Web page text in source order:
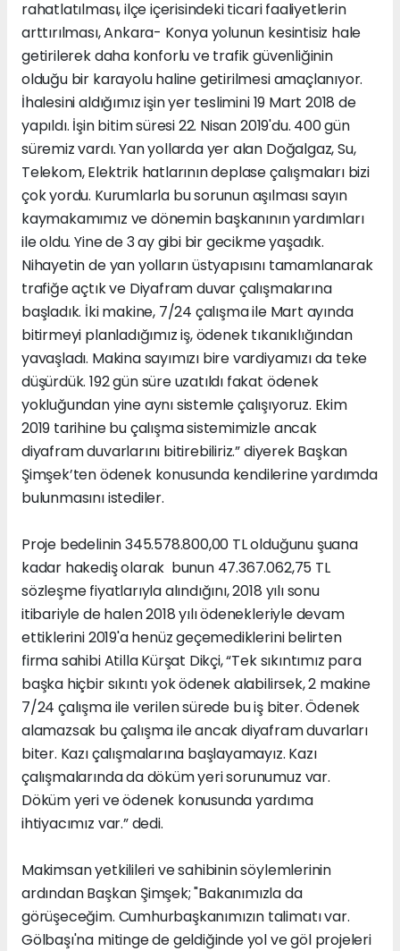
rahatlatılması, ilçe içerisindeki ticari faaliyetlerin
arttırılması, Ankara- Konya yolunun kesintisiz hale
getirilerek daha konforlu ve trafik güvenliğinin
olduğu bir karayolu haline getirilmesi amaçlanıyor.
İhalesini aldığımız işin yer teslimini 19 Mart 2018 de
yapıldı. İşin bitim süresi 22. Nisan 2019'du. 400 gün
süremiz vardı. Yan yollarda yer alan Doğalgaz, Su,
Telekom, Elektrik hatlarının deplase çalışmaları bizi
çok yordu. Kurumlarla bu sorunun aşılması sayın
kaymakamımız ve dönemin başkanının yardımları
ile oldu. Yine de 3 ay gibi bir gecikme yaşadık.
Nihayetin de yan yolların üstyapısını tamamlanarak
trafiğe açtık ve Diyafram duvar çalışmalarına
başladık. İki makine, 7/24 çalışma ile Mart ayında
bitirmeyi planladığımız iş, ödenek tıkanıklığından
yavaşladı. Makina sayımızı bire vardiyamızı da teke
düşürdük. 192 gün süre uzatıldı fakat ödenek
yokluğundan yine aynı sistemle çalışıyoruz. Ekim
2019 tarihine bu çalışma sistemimizle ancak
diyafram duvarlarını bitirebiliriz.” diyerek Başkan
Şimşek’ten ödenek konusunda kendilerine yardımda
bulunmasını istediler.
Proje bedelinin 345.578.800,00 TL olduğunu şuana
kadar hakediş olarak bunun 47.367.062,75 TL
sözleşme fiyatlarıyla alındığını, 2018 yılı sonu
itibariyle de halen 2018 yılı ödenekleriyle devam
ettiklerini 2019'a henüz geçemediklerini belirten
firma sahibi Atilla Kürşat Dikçi, “Tek sıkıntımız para
başka hiçbir sıkıntı yok ödenek alabilirsek, 2 makine
7/24 çalışma ile verilen sürede bu iş biter. Ödenek
alamazsak bu çalışma ile ancak diyafram duvarları
biter. Kazı çalışmalarına başlayamayız. Kazı
çalışmalarında da döküm yeri sorunumuz var.
Döküm yeri ve ödenek konusunda yardıma
ihtiyacımız var.” dedi.
Makimsan yetkilileri ve sahibinin söylemlerinin
ardından Başkan Şimşek; "Bakanımızla da
görüşeceğim. Cumhurbaşkanımızın talimatı var.
Gölbaşı'na mitinge de geldiğinde yol ve göl projeleri